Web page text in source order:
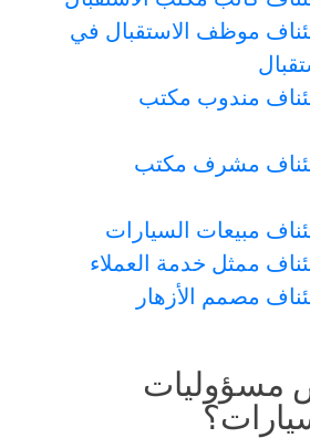
موظف الاستقبال في
مندوب مكتب
مشرف مكتب
مبيعات السيارات
ممثل خدمة العملاء
مصمم الأزهار
مسؤوليات